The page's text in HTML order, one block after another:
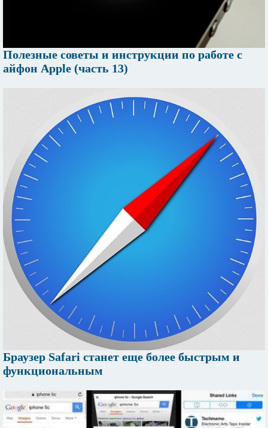
Полезные советы и инструкции по работе с
айфон Apple (часть 13)
Браузер Safari станет еще более быстрым и
функциональным